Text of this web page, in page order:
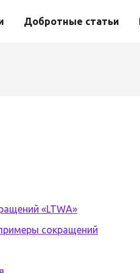
Добротные статьи
«LTWA»
сокращений